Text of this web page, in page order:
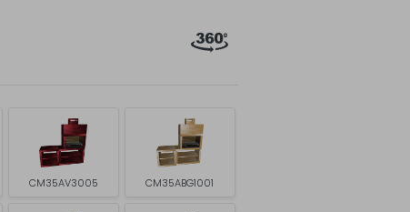
CM35AV3005 CM35ABG1001